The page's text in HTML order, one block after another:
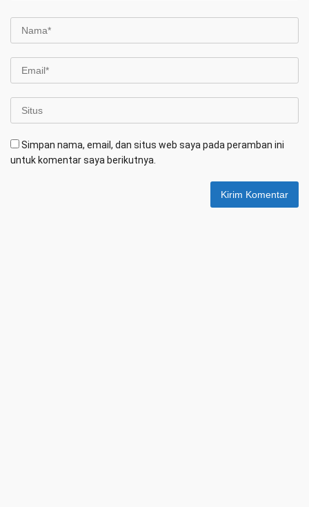
Simpan nama, email, dan situs web saya pada peramban ini
untuk komentar saya berikutnya.